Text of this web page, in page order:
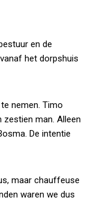
en de
het dorpshuis
nemen. Timo
zestien man. Alleen
De intentie
maar chauffeuse
waren we dus